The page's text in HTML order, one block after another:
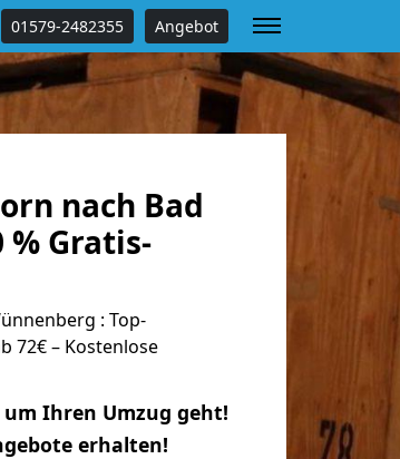
01579-2482355 Angebot
nach Bad
Gratis-
: Top-
72€ – Kostenlose
Ihren Umzug geht!
erhalten!